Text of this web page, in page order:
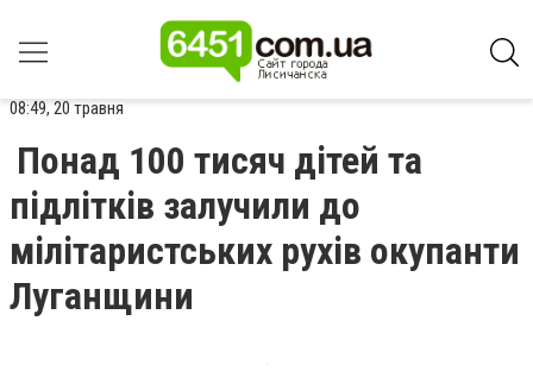
08:49, 20 травня
Понад 100 тисяч дітей та
підлітків залучили до
мілітаристських рухів окупанти
Луганщини